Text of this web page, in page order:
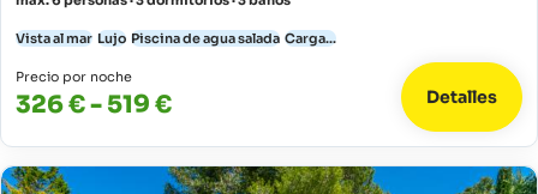
Vista al mar Lujo Piscina de agua salada Carga...
Precio por noche
326 € - 519 € Detalles